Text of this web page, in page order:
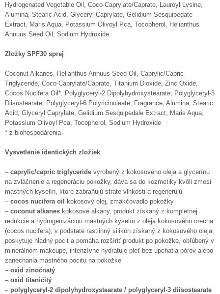
Hydrogenated Vegetable Oil, Coco-Caprylate/Caprate, Lauroyl Lysine,
Alumina, Stearic Acid, Glyceryl Caprylate, Gelidium Sesquipedate
Extract, Maris Aqua, Potassium Olivoyl Pca, Tocopherol, Helianthus
Annuus Seed Oil, Sodium Hydroxide
Zložky SPF30 sprej
Coconut Alkanes, Helianthus Annuus Seed Oil, Caprylic/Capric
Triglyceride, Coco-Caprylate/Caprate, Titanium Dioxide, Zinc Oxide,
Cocos Nucifera Oil*, Polyglyceryl-2 Dipolyhydroxystearate, Polyglyceryl-3
Diisostearate, Polyglyceryl-6 Polyricinoleate, Fragrance, Alumina, Stearic
Acid, Glyceryl Caprylate, Gelidium Sesquipedale Extract, Maris Aqua,
Potassium Olivoyl Pca, Tocopherol, Sodium Hydroxide
* z biohospodárenia
Vysvetlenie identických zložiek
– caprylic/capric triglyceride vyrobený z kokosového oleja a glycerínu
na zvláčnenie a regeneráciu pokožky, dáva sa do kozmetiky kvôli zmesi
mastných kyselín, ktoré zabraňujú strate vlhkosti a regenerujú
– cocos nucifera oil kokosový olej, zmäkčovadlo pokožky
– coconut alkanes kokosové alkány, produkt získaný z kompletnej
redukcie a hydrogenizáciou mastných kyselín z oleja kokosového orecha
(cocos nucifera); v podstate rastlinný silikón získaný z kokosového oleja,
poskytuje hladný pocit a pomáha rozšíriť produkt po pokožke, obľúbený v
minerálnom makeupe, intenzívne hydratuje pleť bez upchatia pórov alebo
zanechania mastného pocitu na pokožke
– oxid zinočnatý
– oxid titaničitý
– polyglyceryl-2 dipolyhydroxystearate / polyglyceryl-3 diisostearate